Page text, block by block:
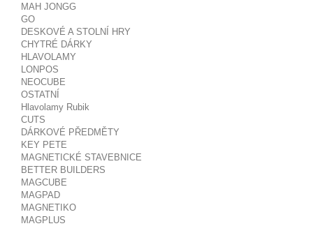
MAH JONGG
GO
DESKOVÉ A STOLNÍ HRY
CHYTRÉ DÁRKY
HLAVOLAMY
LONPOS
NEOCUBE
OSTATNÍ
Hlavolamy Rubik
CUTS
DÁRKOVÉ PŘEDMĚTY
KEY PETE
MAGNETICKÉ STAVEBNICE
BETTER BUILDERS
MAGCUBE
MAGPAD
MAGNETIKO
MAGPLUS